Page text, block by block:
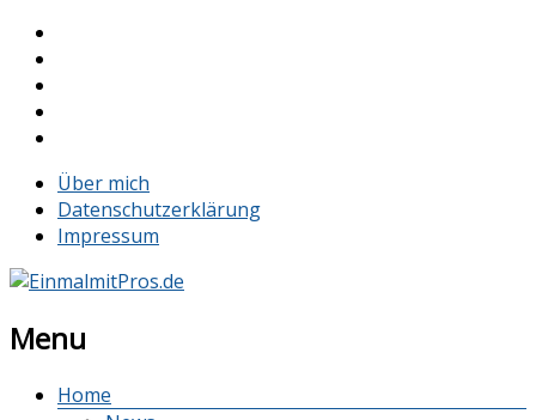
Über mich
Datenschutzerklärung
Impressum
Menu
Home